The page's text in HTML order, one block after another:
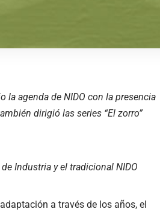
la agenda de NIDO con la presencia
dirigió las series “El zorro”
Industria y el tradicional NIDO
a través de los años, el